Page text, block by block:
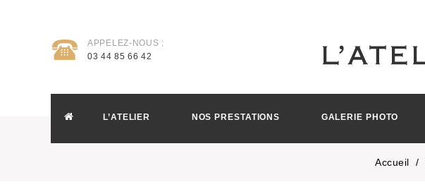
APPELEZ-NOUS :
03 44 85 66 42
L’ATELIER NOS PRESTATIONS GALERIE PHOTO
Accueil